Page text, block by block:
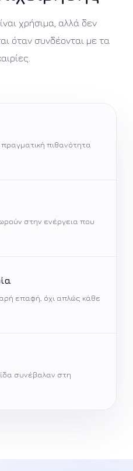
χρήσιμα, αλλά δεν
όταν συνδέονται με τα
πραγματική πιθανότητα
στην ενέργεια που
επαφή, όχι απλώς κάθε
συνέβαλαν στη